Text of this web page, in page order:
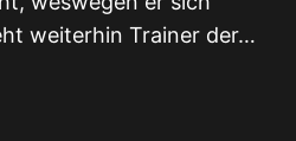
weiterhin Trainer der…